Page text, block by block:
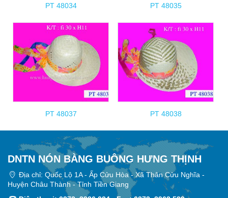
PT 48034 PT 48035
PT 48037 PT 48038
DNTN NÓN BÀNG BUÔNG HƯNG THỊNH
Địa chỉ: Quốc Lộ 1A - Ấp Cửu Hòa - Xã Thân Cửu Nghĩa -
Huyện Châu Thành - Tỉnh Tiền Giang